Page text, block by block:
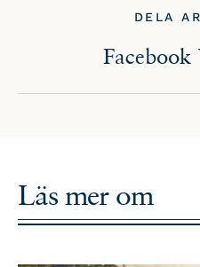
DELA
Facebook
Läs mer om